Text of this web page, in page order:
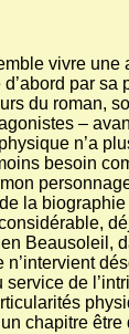
vivre une
par sa
du roman,
–
n’a
besoin
la
Beausoleil,
n’intervient
de
chapitre être